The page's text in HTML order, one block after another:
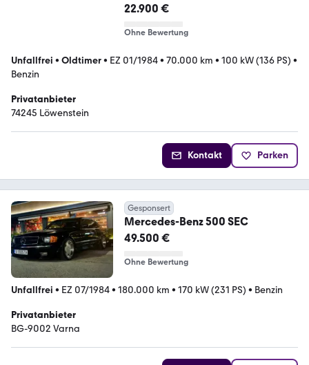
22.900 €
Ohne Bewertung
Unfallfrei • Oldtimer• EZ 01/1984• 70.000 km • 100 kW (136 PS) •
Benzin
Privatanbieter
74245 Löwenstein
Kontakt Parken
Gesponsert
Mercedes-Benz 500 SEC
49.500 €
Ohne Bewertung
Unfallfrei • EZ 07/1984• 180.000 km • 170 kW (231 PS) • Benzin
Privatanbieter
BG-9002 Varna